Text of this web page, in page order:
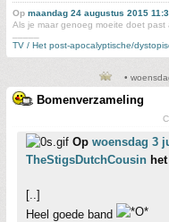
Op maandag 24 augustus 2015
Als je maar genoeg moeite doet past
TV / Het post-apocalyptische/
•
Bomenverzameling
Op woensdag 3
TheStigsDutchCousin
[..]
Heel goede band